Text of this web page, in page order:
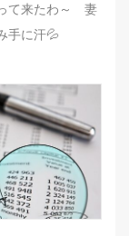
て来たわ～ 妻
手に汗💦